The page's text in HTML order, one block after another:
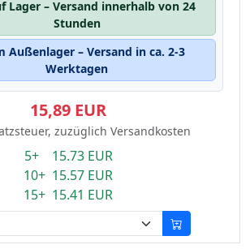
Lager – Versand innerhalb von 24
Stunden
Außenlager – Versand in ca. 2-3
Werktagen
15,89 EUR
zuzüglich Versandkosten
5+ 15.73 EUR
10+ 15.57 EUR
15+ 15.41 EUR